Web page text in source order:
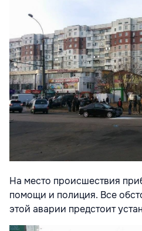
На место происшествия
помощи и полиция. Все
этой аварии предстоит